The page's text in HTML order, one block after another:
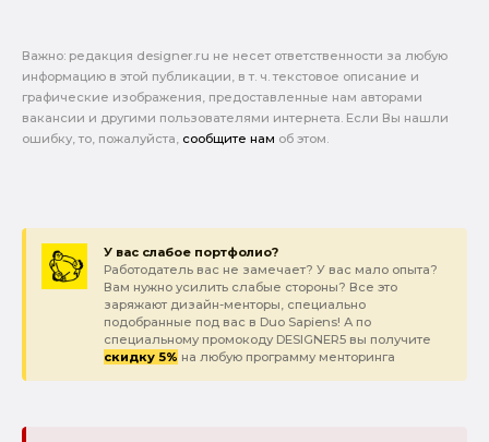
Важно: pедакция designer.ru не несет ответственности за любую
информацию в этой публикации, в т. ч. текстовое описание и
графические изображения, предоставленные нам авторами
вакансии и другими пользователями интернета. Если Вы нашли
ошибку, то, пожалуйста, сообщите нам об этом.
У вас слабое портфолио?
Работодатель вас не замечает? У вас мало опыта?
Вам нужно усилить слабые стороны? Все это
заряжают дизайн-менторы, специально
подобранные под вас в Duo Sapiens! А по
специальному промокоду DESIGNER5 вы получите
скидку 5% на любую программу менторинга